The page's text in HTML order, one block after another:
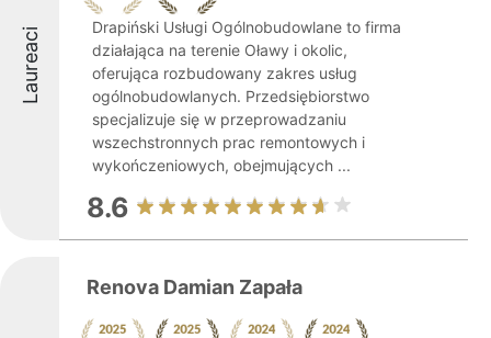
Laureaci
Drapiński Usługi Ogólnobudowlane to firma
działająca na terenie Oławy i okolic,
oferująca rozbudowany zakres usług
ogólnobudowlanych. Przedsiębiorstwo
specjalizuje się w przeprowadzaniu
wszechstronnych prac remontowych i
wykończeniowych, obejmujących ...
8.6
Renova Damian Zapała